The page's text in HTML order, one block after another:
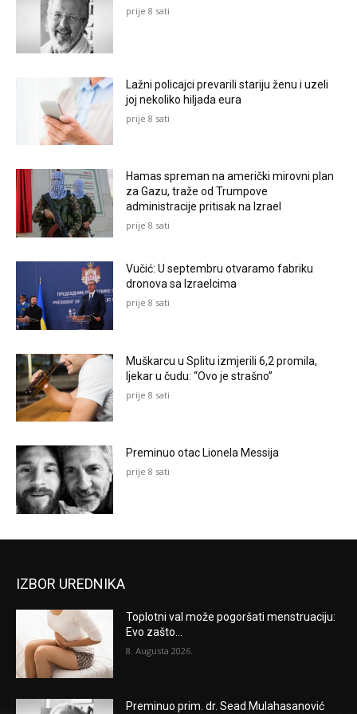
prije 8 sati
Lažni policajci prevarili stariju ženu i uzeli
joj nekoliko hiljada eura
prije 8 sati
Hamas spreman na američki mirovni plan
za Gazu, traže od Trumpove
administracije pritisak na Izrael
prije 8 sati
Vučić: U septembru otvaramo fabriku
dronova sa Izraelcima
prije 8 sati
Muškarcu u Splitu izmjerili 6,2 promila,
ljekar u čudu: “Ovo je strašno”
prije 8 sati
Preminuo otac Lionela Messija
prije 8 sati
IZBOR UREDNIKA
Toplotni val može pogoršati menstruaciju:
Evo zašto...
8. Augusta 2026.
Preminuo prim. dr. Sead Mulahasanović